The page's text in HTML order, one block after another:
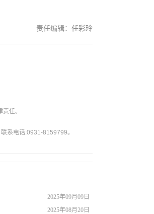
责任编辑：任彩玲
任。
系电话:0931-8159799。
2025年09月09日
2025年08月20日